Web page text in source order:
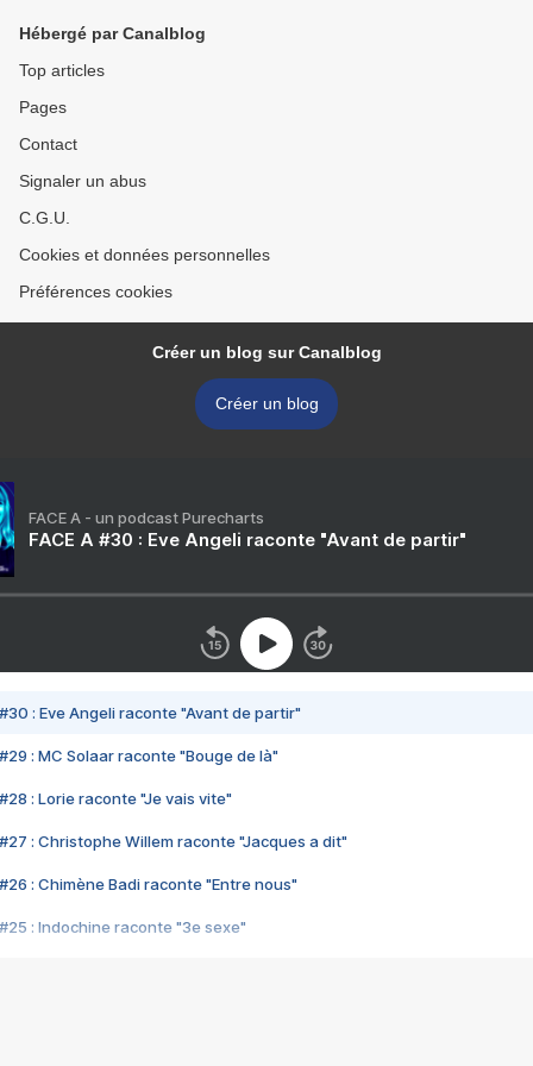
Hébergé par Canalblog
Top articles
Pages
Contact
Signaler un abus
C.G.U.
Cookies et données personnelles
Préférences cookies
Créer un blog sur Canalblog
Créer un blog
FACE A - un podcast Purecharts
FACE A #30 : Eve Angeli raconte "Avant de partir"
#30 : Eve Angeli raconte "Avant de partir"
#29 : MC Solaar raconte "Bouge de là"
#28 : Lorie raconte "Je vais vite"
#27 : Christophe Willem raconte "Jacques a dit"
#26 : Chimène Badi raconte "Entre nous"
#25 : Indochine raconte "3e sexe"